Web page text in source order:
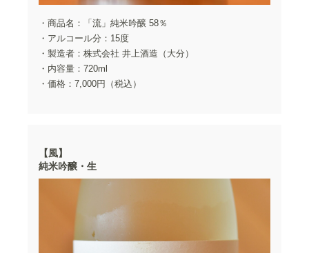
・商品名：「流」純米吟醸 58％
・アルコール分：15度
・製造者：株式会社 井上酒造（大分）
・内容量：720ml
・価格：7,000円（税込）
【風】
純米吟醸・生